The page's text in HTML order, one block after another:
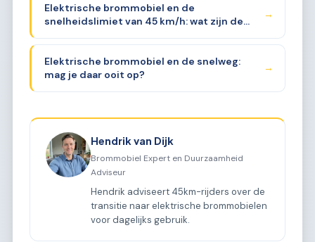
Elektrische brommobiel en de
snelheidslimiet van 45 km/h: wat zijn de
→
Elektrische brommobiel en de snelweg:
mag je daar ooit op?
→
Hendrik van Dijk
Brommobiel Expert en Duurzaamheid
Adviseur
Hendrik adviseert 45km-rijders over de
transitie naar elektrische brommobielen
voor dagelijks gebruik.